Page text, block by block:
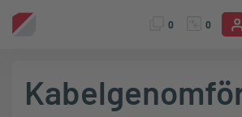
0 0